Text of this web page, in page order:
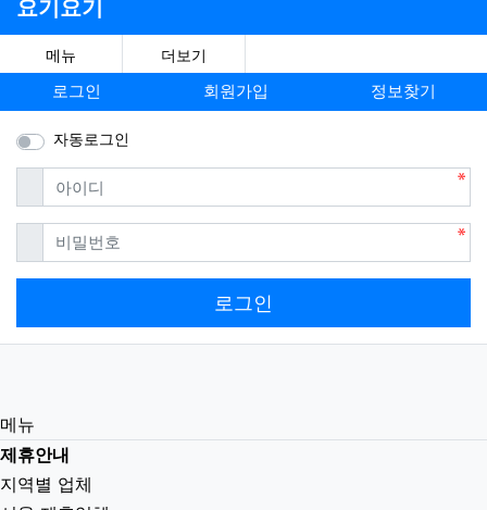
요기요기
메뉴 더보기
로그인 회원가입 정보찾기
자동로그인
아이디필수
비밀번호필수
로그인
메뉴
제휴안내
지역별 업체